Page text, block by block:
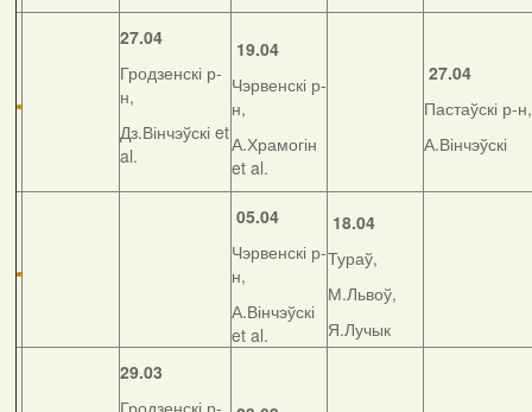
27.04
Гродзенскі р-
н,
Дз.Вінчэўскі et
al.
19.04
Чэрвенскі р-
н,
А.Храмогін
et al.
27.04
Пастаўскі р-н,
А.Вінчэўскі
05.04
Чэрвенскі р-
н,
А.Вінчэўскі
et al.
18.04
Тураў,
М.Львоў,
Я.Лучык
29.03
Гродзенскі р-